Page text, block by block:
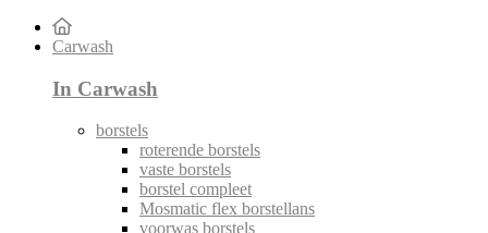
Carwash
In Carwash
borstels
roterende borstels
vaste borstels
borstel compleet
Mosmatic flex borstellans
voorwas borstels